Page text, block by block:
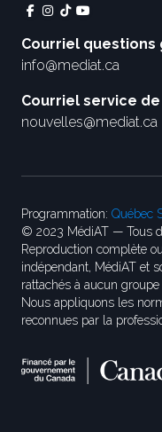
Courriel questions
info@mediat.ca
Courriel service
nouvelles@mediat.ca
Programmation: Québec
© 2023 MédiAT — Tous
Reproduction complète
indépendant, MédiAT et
rattachés à aucun
Nous appliquons les
reconnues par la